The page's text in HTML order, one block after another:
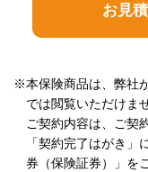
お見
※本保険商品は、弊社
では閲覧いただけま
ご契約内容は、ご契
「契約完了はがき
券（保険証券）」を